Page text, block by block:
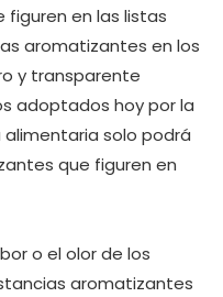
en las listas
aromatizantes en los
y transparente
adoptados hoy por la
alimentaria solo podrá
que figuren en
o el olor de los
aromatizantes